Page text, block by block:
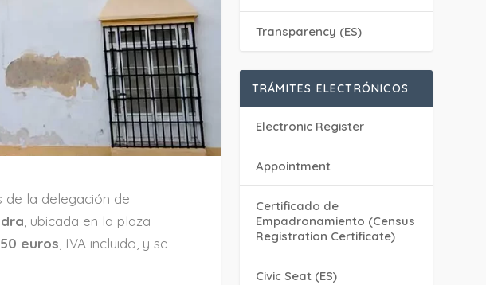
de la delegación de
, ubicada en la plaza
euros , IVA incluido, y se
Transparency (ES)
TRÁMITES ELECTRÓNICOS
Electronic Register
Appointment
Certificado de
Empadronamiento (Census
Registration Certificate)
Civic Seat (ES)